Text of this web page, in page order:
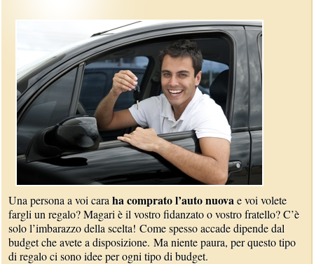
Una persona a voi caraha comprato l’auto nuovae voi volete
fargli un regalo? Magari è il vostro fidanzato o vostro fratello? C’è
solo l’imbarazzo della scelta! Come spesso accade dipende dal
budget che avete a disposizione. Ma niente paura, per questo tipo
di regalo ci sono idee per ogni tipo di budget.